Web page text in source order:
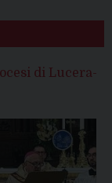
di Lucera-